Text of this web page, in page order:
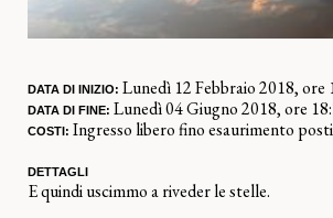
DATA DI INIZIO: Lunedì 12 Febbraio 2018, ore
DATA DI FINE: Lunedì 04 Giugno 2018, ore
COSTI: Ingresso libero fino esaurimento posti
DETTAGLI
E quindi uscimmo a riveder le stelle.